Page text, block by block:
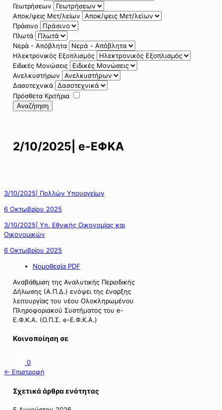
Γεωτρήσεων
Αποκ/ψεις Μετ/λείων
Πράσινο
Πλωτά
Νερά - Απόβλητα
Ηλεκτρονικός Εξοπλισμός
Ειδικές Μονώσεις
Ανελκυστήρων
Δασοτεχνικά
Πρόσθετα Κριτήρια
Αναζήτηση
2/10/2025| e-ΕΦΚΑ
3/10/2025| Πολλών Υπουργείων
6 Οκτωβρίου 2025
3/10/2025| Υπ. Εθνικής Οικονομίας και
Οικονομικών
6 Οκτωβρίου 2025
Νομοθεσία PDF
Αναβάθμιση της Αναλυτικής Περιοδικής
Δήλωσης (Α.Π.Δ.) ενόψει της έναρξης
λειτουργίας του νέου Ολοκληρωμένου
Πληροφοριακού Συστήματος του e-
Ε.Φ.Κ.Α. (Ο.Π.Σ. e-Ε.Φ.Κ.Α.)
Κοινοποίηση σε
0
← Επιστροφή
Σχετικά άρθρα ενότητας